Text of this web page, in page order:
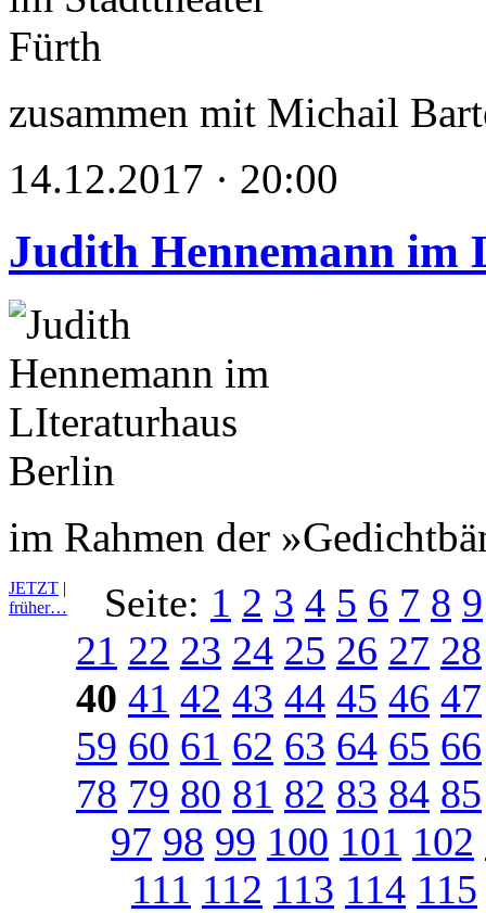
zusammen mit Michail
14.12.2017 · 20:00
Judith Hennemann
im Rahmen der
JETZT |
früher…
Seite: 1 2 3 4 5 6 7 8 9
21 22 23 24 25 26 27 28
40 41 42 43 44 45 46 47
59 60 61 62 63 64 65 66
78 79 80 81 82 83 84 85
97 98 99 100 101 102
111 112 113 114 115